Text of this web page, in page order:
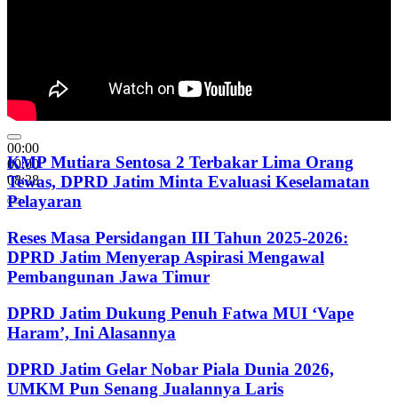
00:00
00:00
08:28
KMP Mutiara Sentosa 2 Terbakar Lima Orang
Tewas, DPRD Jatim Minta Evaluasi Keselamatan
Pelayaran
Reses Masa Persidangan III Tahun 2025-2026:
DPRD Jatim Menyerap Aspirasi Mengawal
Pembangunan Jawa Timur
DPRD Jatim Dukung Penuh Fatwa MUI ‘Vape
Haram’, Ini Alasannya
DPRD Jatim Gelar Nobar Piala Dunia 2026,
UMKM Pun Senang Jualannya Laris